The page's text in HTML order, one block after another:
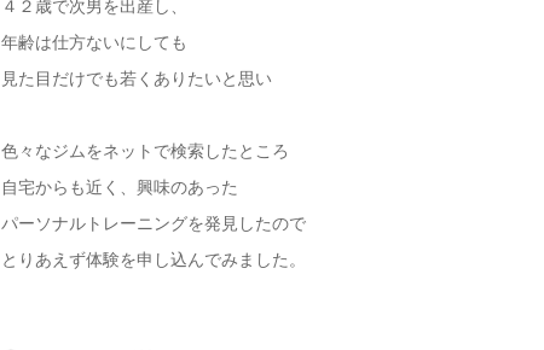
４２歳で次男を出産し、
年齢は仕方ないにしても
見た目だけでも若くありたいと思い
色々なジムをネットで検索したところ
自宅からも近く、興味のあった
パーソナルトレーニングを発見したので
とりあえず体験を申し込んでみました。